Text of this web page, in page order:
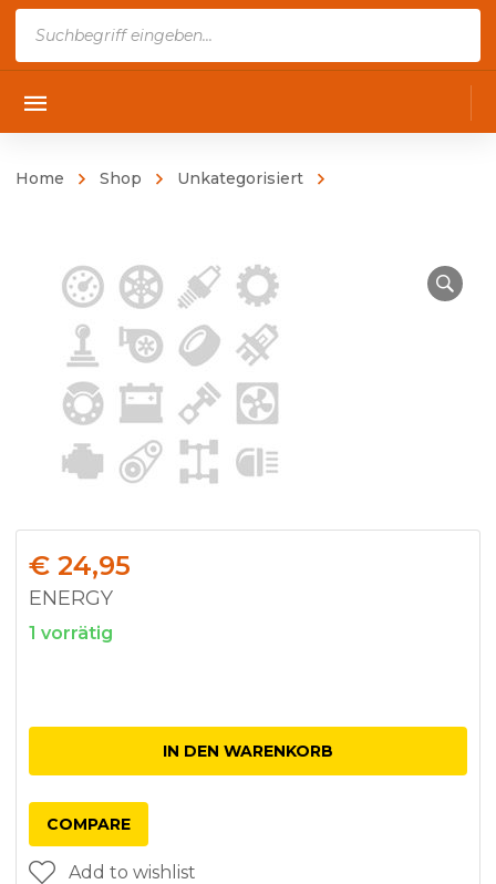
Home Shop Unkategorisiert
€ 24,95
ENERGY
1 vorrätig
IN DEN WARENKORB
COMPARE
Add to wishlist